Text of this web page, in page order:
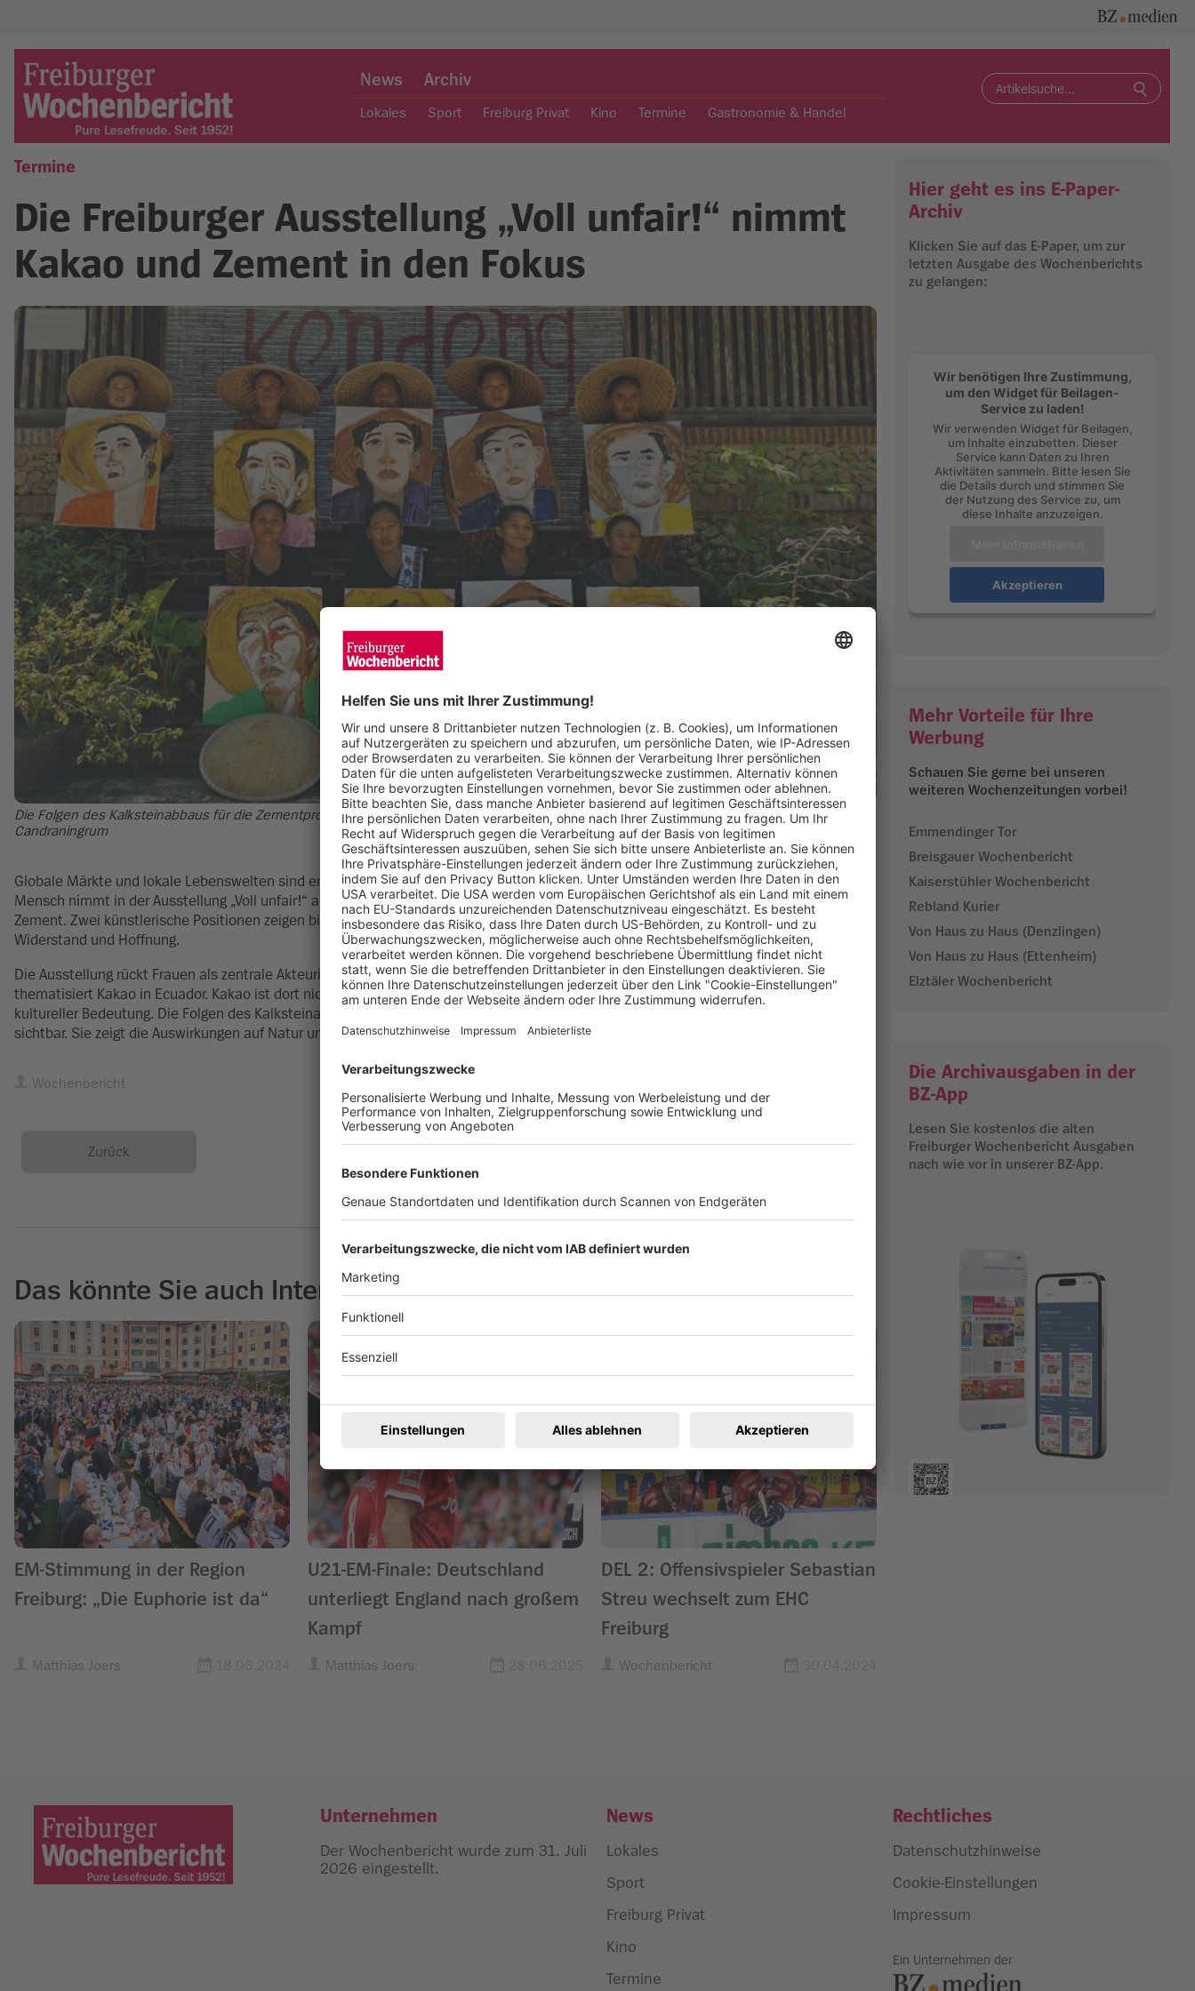
content
Freiburger Wochenbericht
News Archiv
Lokales Sport Freiburg Privat Kino Termine Gastronomie & Handel
Search
for:
Termine
Die Freiburger Ausstellung „Voll unfair!“ nimmt
Kakao und Zement in den Fokus
Die Folgen des Kalksteinabbaus für die Zementproduktion auf Java in Indonesien macht Dewi Candraningrum sichtbar. Foto: Dewi
Candraningrum
Globale Märkte und lokale Lebenswelten sind eng miteinander verbunden. Die Ethnologische Sammlung des Museums Natur und
Mensch nimmt in der Ausstellung „Voll unfair!“ ab Mittwoch, 20. Mai, zwei sehr unterschiedliche Produkte in den Fokus: Kakao und
Zement. Zwei künstlerische Positionen zeigen bis Sonntag, 3. Januar 2027, dass beide viel gemeinsam haben. Es geht um Ausbeutung,
Widerstand und Hoffnung.
Die Ausstellung rückt Frauen als zentrale Akteurinnen in den Fokus und macht Mut für Veränderungen. Marcello Martinez Vega
thematisiert Kakao in Ecuador. Kakao ist dort nicht nur Genussmittel und Exportschlager, sondern auch spirituelles Gut von großer
kultureller Bedeutung. Die Folgen des Kalksteinabbaus für die Zementproduktion auf Java in Indonesien macht Dewi Candraningrum
sichtbar. Sie zeigt die Auswirkungen auf Natur und Gemeinschaften.
Wochenbericht
Zurück
Hier geht es ins E-Paper-
Archiv
Klicken Sie auf das E-Paper, um zur
letzten Ausgabe des Wochenberichts
zu gelangen:
Wir benötigen Ihre Zustimmung,
um den Widget für Beilagen-
Service zu laden!
Wir verwenden Widget für Beilagen,
um Inhalte einzubetten. Dieser
Service kann Daten zu Ihren
Aktivitäten sammeln. Bitte lesen Sie
die Details durch und stimmen Sie
der Nutzung des Service zu, um
diese Inhalte anzuzeigen.
Akzeptieren
Mehr Vorteile für Ihre
Werbung
Schauen Sie gerne bei unseren
weiteren Wochenzeitungen vorbei!
Emmendinger Tor
Breisgauer Wochenbericht
Kaiserstühler Wochenbericht
Rebland Kurier
Von Haus zu Haus (Denzlingen)
Von Haus zu Haus (Ettenheim)
Elztäler Wochenbericht
Die Archivausgaben in der
BZ-App
Lesen Sie kostenlos die alten
Freiburger Wochenbericht Ausgaben
nach wie vor in unserer BZ-App.
Das könnte Sie auch Interessieren
EM-Stimmung in der Region
Freiburg: „Die Euphorie ist da“
Matthias Joers
U21-EM-Finale: Deutschland
unterliegt England nach großem
Kampf
Matthias Joers
DEL 2: Offensivspieler Sebastian
Streu wechselt zum EHC
Freiburg
Wochenbericht
Unternehmen
Der Wochenbericht wurde zum 31. Juli
2026 eingestellt.
News
Lokales
Sport
Freiburg Privat
Kino
Termine
Rechtliches
Datenschutzhinweise
Cookie-Einstellungen
Impressum
Ein Unternehmen der